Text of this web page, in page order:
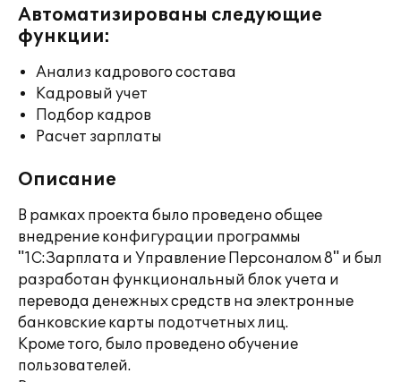
Автоматизированы следующие
функции:
Анализ кадрового состава
Кадровый учет
Подбор кадров
Расчет зарплаты
Описание
В рамках проекта было проведено общее
внедрение конфигурации программы
"1С:Зарплата и Управление Персоналом 8" и был
разработан функциональный блок учета и
перевода денежных средств на электронные
банковские карты подотчетных лиц.
Кроме того, было проведено обучение
пользователей.